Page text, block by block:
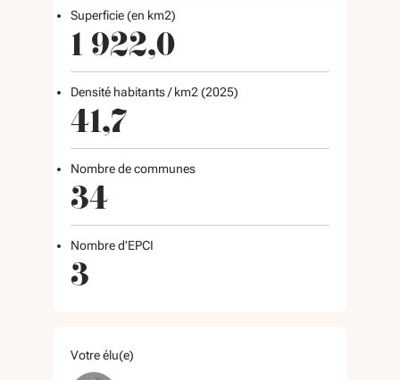
Superficie (en km2)
1 922,0
Densité habitants / km2 (2025)
41,7
Nombre de communes
34
Nombre d’EPCI
3
Votre élu(e)